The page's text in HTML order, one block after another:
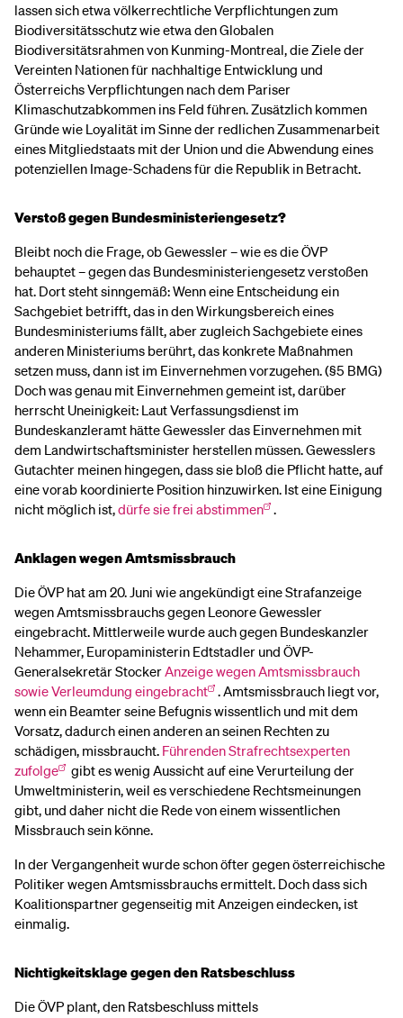
lassen sich etwa völkerrechtliche Verpflichtungen zum
Biodiversitätsschutz wie etwa den Globalen
Biodiversitätsrahmen von Kunming-Montreal, die Ziele der
Vereinten Nationen für nachhaltige Entwicklung und
Österreichs Verpflichtungen nach dem Pariser
Klimaschutzabkommen ins Feld führen. Zusätzlich kommen
Gründe wie Loyalität im Sinne der redlichen Zusammenarbeit
eines Mitgliedstaats mit der Union und die Abwendung eines
potenziellen Image-Schadens für die Republik in Betracht.
Verstoß gegen Bundesministeriengesetz?
Bleibt noch die Frage, ob Gewessler – wie es die ÖVP
behauptet – gegen das Bundesministeriengesetz verstoßen
hat. Dort steht sinngemäß: Wenn eine Entscheidung ein
Sachgebiet betrifft, das in den Wirkungsbereich eines
Bundesministeriums fällt, aber zugleich Sachgebiete eines
anderen Ministeriums berührt, das konkrete Maßnahmen
setzen muss, dann ist im Einvernehmen vorzugehen. (§5 BMG)
Doch was genau mit Einvernehmen gemeint ist, darüber
herrscht Uneinigkeit: Laut Verfassungsdienst im
Bundeskanzleramt hätte Gewessler das Einvernehmen mit
dem Landwirtschaftsminister herstellen müssen. Gewesslers
Gutachter meinen hingegen, dass sie bloß die Pflicht hatte, auf
eine vorab koordinierte Position hinzuwirken. Ist eine Einigung
nicht möglich ist,dürfe sie frei abstimmen .
Anklagen wegen Amtsmissbrauch
Die ÖVP hat am 20. Juni wie angekündigt eine Strafanzeige
wegen Amtsmissbrauchs gegen Leonore Gewessler
eingebracht. Mittlerweile wurde auch gegen Bundeskanzler
Nehammer, Europaministerin Edtstadler und ÖVP-
Generalsekretär StockerAnzeige wegen Amtsmissbrauch
sowie Verleumdung eingebracht . Amtsmissbrauch liegt vor,
wenn ein Beamter seine Befugnis wissentlich und mit dem
Vorsatz, dadurch einen anderen an seinen Rechten zu
schädigen, missbraucht. Führenden Strafrechtsexperten
zufolge
gibt es wenig Aussicht auf eine Verurteilung der
Umweltministerin, weil es verschiedene Rechtsmeinungen
gibt, und daher nicht die Rede von einem wissentlichen
Missbrauch sein könne.
In der Vergangenheit wurde schon öfter gegen österreichische
Politiker wegen Amtsmissbrauchs ermittelt. Doch dass sich
Koalitionspartner gegenseitig mit Anzeigen eindecken, ist
einmalig.
Nichtigkeitsklage gegen den Ratsbeschluss
Die ÖVP plant, den Ratsbeschluss mittels